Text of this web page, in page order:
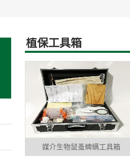
植保工具箱
媒介生物鼠蚤蜱螨工具箱